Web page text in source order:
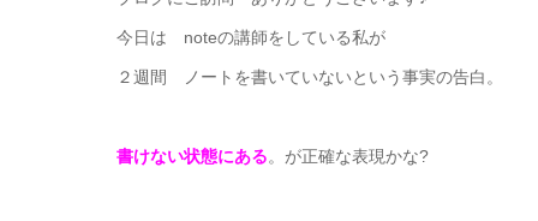
今日は noteの講師をしている私が
２週間 ノートを書いていないという事実の告白。
書けない状態にある。が正確な表現かな?